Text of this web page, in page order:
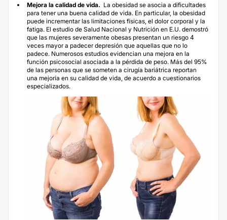
Mejora la calidad de vida. La obesidad se asocia a dificultades
para tener una buena calidad de vida. En particular, la obesidad
puede incrementar las limitaciones físicas, el dolor corporal y la
fatiga. El estudio de Salud Nacional y Nutrición en E.U. demostró
que las mujeres severamente obesas presentan un riesgo 4
veces mayor a padecer depresión que aquellas que no lo
padece. Numerosos estudios evidencian una mejora en la
función psicosocial asociada a la pérdida de peso. Más del 95%
de las personas que se someten a cirugía bariátrica reportan
una mejoría en su calidad de vida, de acuerdo a cuestionarios
especializados.